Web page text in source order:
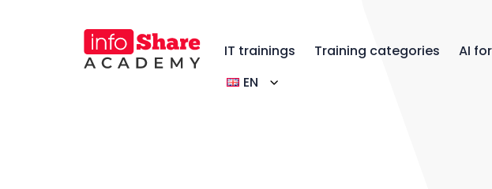
IT trainings Training categories AI
EN